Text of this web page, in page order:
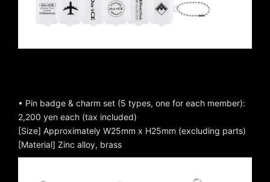
• Pin badge & charm set (5 types, one for each member):
2,200 yen each (tax included)
[Size] Approximately W25mm x H25mm (excluding parts)
[Material] Zinc alloy, brass